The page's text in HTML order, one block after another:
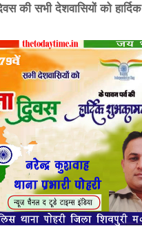
की सभी देशवासियों को हार्दिक